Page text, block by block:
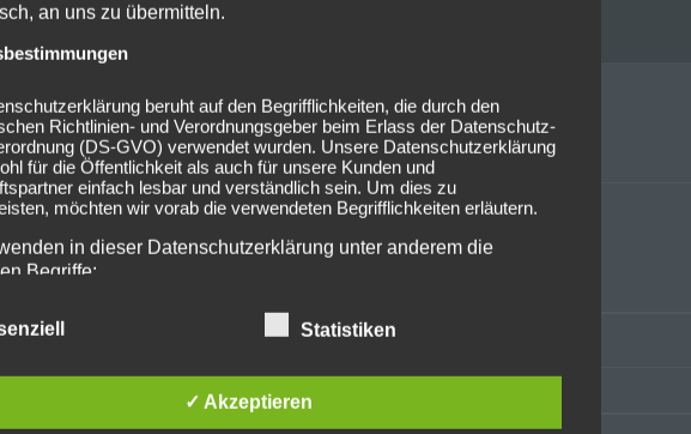
Required fields are marked *
an uns zu übermitteln.
beruht auf den Begrifflichkeiten, die durch den
Richtlinien- und Verordnungsgeber beim Erlass der Datenschutz-
(DS-GVO) verwendet wurden. Unsere Datenschutzerklärung
für die Öffentlichkeit als auch für unsere Kunden und
einfach lesbar und verständlich sein. Um dies zu
möchten wir vorab die verwendeten Begrifflichkeiten erläutern.
in dieser Datenschutzerklärung unter anderem die
Begriffe:
Daten sind alle Informationen, die sich auf eine
Statistiken
✓ Akzeptieren